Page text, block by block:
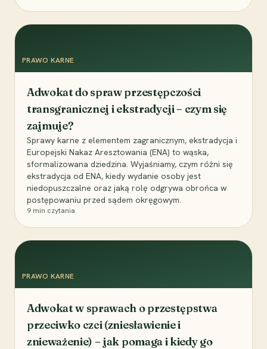
PRAWO KARNE
Adwokat do spraw przestępczości
transgranicznej i ekstradycji – czym się
zajmuje?
Sprawy karne z elementem zagranicznym, ekstradycja i
Europejski Nakaz Aresztowania (ENA) to wąska,
sformalizowana dziedzina. Wyjaśniamy, czym różni się
ekstradycja od ENA, kiedy wydanie osoby jest
niedopuszczalne oraz jaką rolę odgrywa obrońca w
postępowaniu przed sądem okręgowym.
9 min czytania
PRAWO KARNE
Adwokat w sprawach o przestępstwa
przeciwko czci (zniesławienie i
znieważenie) – jak pomaga i kiedy go